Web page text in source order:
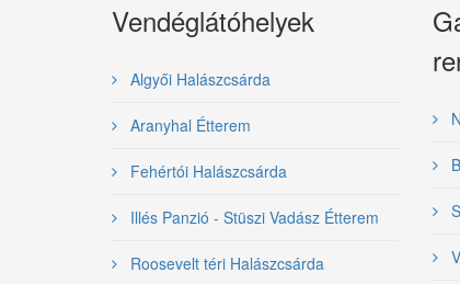
Vendéglátóhelyek
Algyői Halászcsárda
Aranyhal Étterem
Fehértói Halászcsárda
Illés Panzió - Stüszi Vadász Étterem
Roosevelt téri Halászcsárda